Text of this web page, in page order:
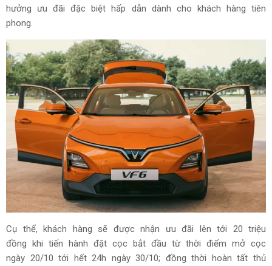
hưởng ưu đãi đặc biệt hấp dẫn dành cho khách hàng tiên
phong.
Cụ thể, khách hàng sẽ được nhận ưu đãi lên tới 20 triệu
đồng khi tiến hành đặt cọc bắt đầu từ thời điểm mở cọc
ngày 20/10 tới hết 24h ngày 30/10; đồng thời hoàn tất thủ